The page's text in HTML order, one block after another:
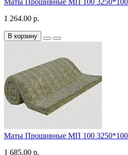
1 264.00 р.
В корзину
Маты Прошивные МП 100
1 685.00 р.